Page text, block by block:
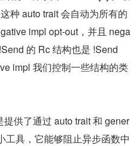
种 auto trait 会自动为所有的
impl opt-out，并且 nega
的 Rc 结构也是 !Send
impl 我们控制一些结构的类
供了通过 auto trait 和 gener
工具，它能够阻止异步函数中